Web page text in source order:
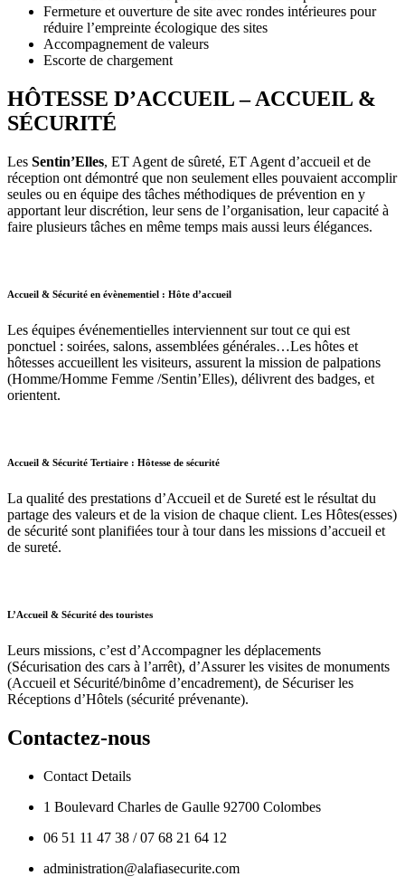
Fermeture et ouverture de site avec rondes intérieures pour
réduire l’empreinte écologique des sites
Accompagnement de valeurs
Escorte de chargement
HÔTESSE D’ACCUEIL – ACCUEIL &
SÉCURITÉ
Les Sentin’Elles, ET Agent de sûreté, ET Agent d’accueil et de
réception ont démontré que non seulement elles pouvaient accomplir
seules ou en équipe des tâches méthodiques de prévention en y
apportant leur discrétion, leur sens de l’organisation, leur capacité à
faire plusieurs tâches en même temps mais aussi leurs élégances.
Accueil & Sécurité en évènementiel : Hôte d’accueil
Les équipes événementielles interviennent sur tout ce qui est
ponctuel : soirées, salons, assemblées générales…Les hôtes et
hôtesses accueillent les visiteurs, assurent la mission de palpations
(Homme/Homme Femme /Sentin’Elles), délivrent des badges, et
orientent.
Accueil & Sécurité Tertiaire : Hôtesse de sécurité
La qualité des prestations d’Accueil et de Sureté est le résultat du
partage des valeurs et de la vision de chaque client. Les Hôtes(esses)
de sécurité sont planifiées tour à tour dans les missions d’accueil et
de sureté.
L’Accueil & Sécurité des touristes
Leurs missions, c’est d’Accompagner les déplacements
(Sécurisation des cars à l’arrêt), d’Assurer les visites de monuments
(Accueil et Sécurité/binôme d’encadrement), de Sécuriser les
Réceptions d’Hôtels (sécurité prévenante).
Contactez-nous
Contact Details
1 Boulevard Charles de Gaulle 92700 Colombes
06 51 11 47 38 / 07 68 21 64 12
administration@alafiasecurite.com